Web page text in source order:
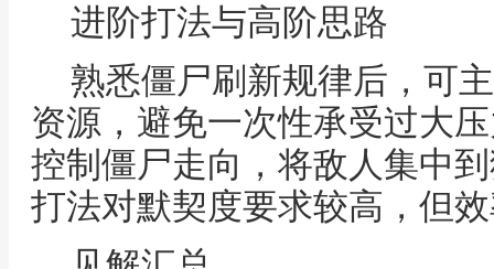
进阶打法与高阶思路
熟悉僵尸刷新规律后，可
资源，避免一次性承受过大
控制僵尸走向，将敌人集中
打法对默契度要求较高，但